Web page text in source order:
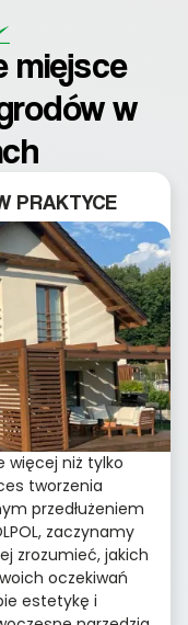
miejsce
w
PRAKTYCE
więcej niż tylko
tworzenia
przedłużeniem
zaczynamy
zrozumieć, jakich
oczekiwań
estetykę i